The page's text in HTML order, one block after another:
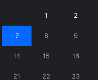
1 2
7 8 9
14 15 16
21 22 23